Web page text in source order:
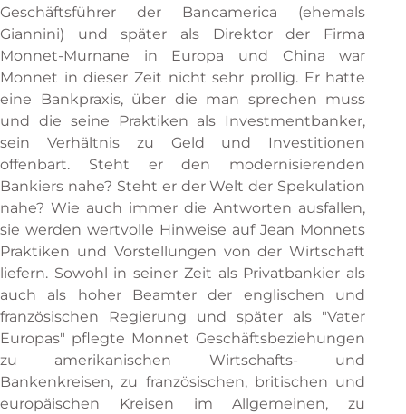
Geschäftsführer der Bancamerica (ehemals
Giannini) und später als Direktor der Firma
Monnet-Murnane in Europa und China war
Monnet in dieser Zeit nicht sehr prollig. Er hatte
eine Bankpraxis, über die man sprechen muss
und die seine Praktiken als Investmentbanker,
sein Verhältnis zu Geld und Investitionen
offenbart. Steht er den modernisierenden
Bankiers nahe? Steht er der Welt der Spekulation
nahe? Wie auch immer die Antworten ausfallen,
sie werden wertvolle Hinweise auf Jean Monnets
Praktiken und Vorstellungen von der Wirtschaft
liefern. Sowohl in seiner Zeit als Privatbankier als
auch als hoher Beamter der englischen und
französischen Regierung und später als "Vater
Europas" pflegte Monnet Geschäftsbeziehungen
zu amerikanischen Wirtschafts- und
Bankenkreisen, zu französischen, britischen und
europäischen Kreisen im Allgemeinen, zu